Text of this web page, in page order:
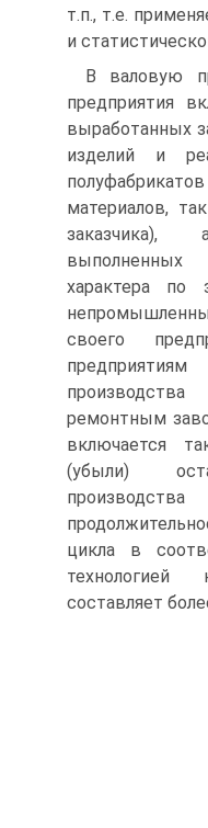
т.п., т.е.
и
В валовую
предприятия
выработанных
изделий и
материалов,
характера по
своего
ремонтным
включается
(убыли)
цикла в
составляет